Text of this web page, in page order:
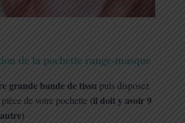
de la pochette range-masque
grande bande de tissu puis disposez
de votre pochette (il doit y avoir 9